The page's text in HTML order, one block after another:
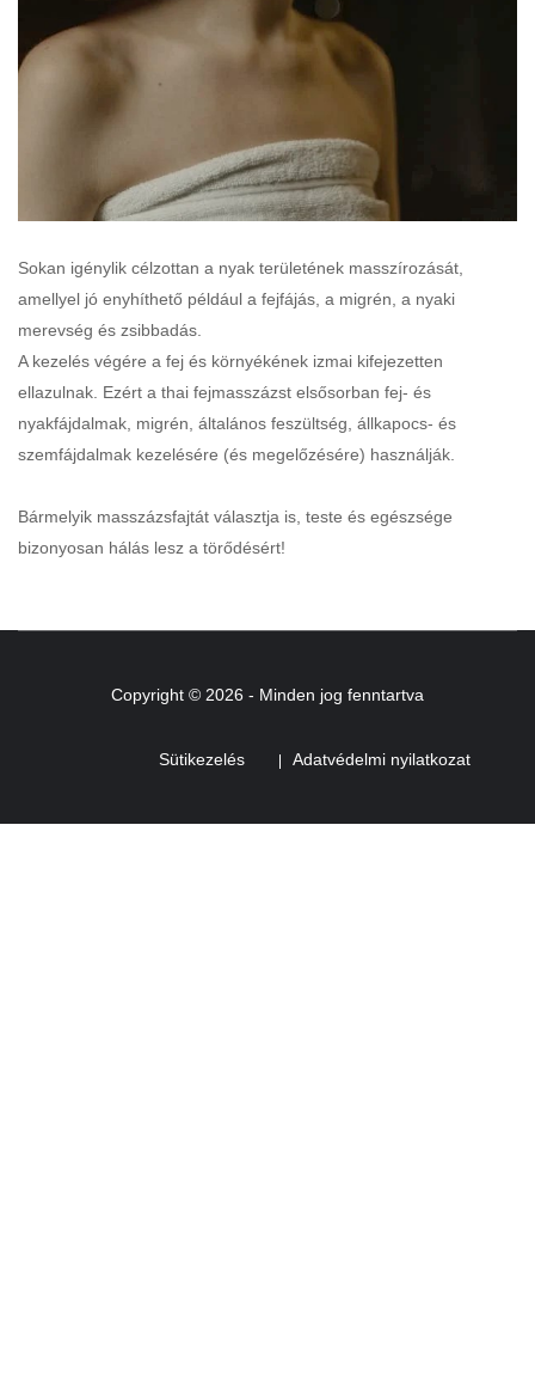
Sokan igénylik célzottan a nyak területének masszírozását,
amellyel jó enyhíthető például a fejfájás, a migrén, a nyaki
merevség és zsibbadás.
A kezelés végére a fej és környékének izmai kifejezetten
ellazulnak. Ezért a thai fejmasszázst elsősorban fej- és
nyakfájdalmak, migrén, általános feszültség, állkapocs- és
szemfájdalmak kezelésére (és megelőzésére) használják.
Bármelyik masszázsfajtát választja is, teste és egészsége
bizonyosan hálás lesz a törődésért!
Copyright © 2026 - Minden jog fenntartva
Sütikezelés Adatvédelmi nyilatkozat